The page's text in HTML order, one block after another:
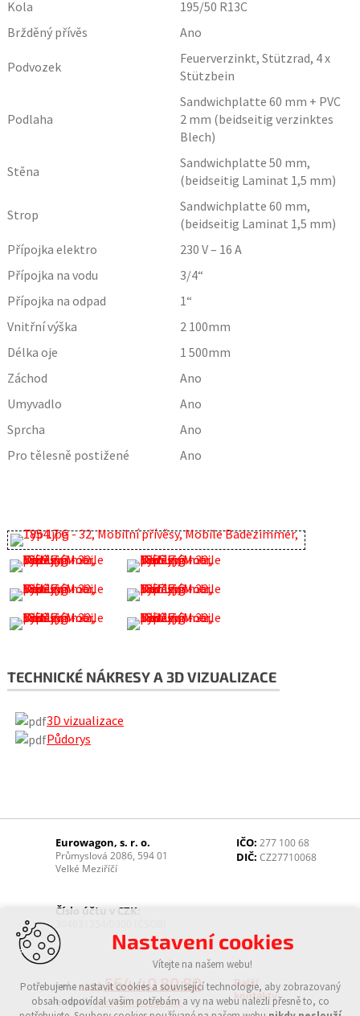
Kola
195/50 R13C
Bržděný přívěs
Ano
Podvozek
Feuerverzinkt, Stützrad, 4 x
Stützbein
Podlaha
Sandwichplatte 60 mm + PVC
2 mm (beidseitig verzinktes
Blech)
Stěna
Sandwichplatte 50 mm,
(beidseitig Laminat 1,5 mm)
Strop
Sandwichplatte 60 mm,
(beidseitig Laminat 1,5 mm)
Přípojka elektro
230 V – 16 A
Přípojka na vodu
3/4“
Přípojka na odpad
1“
Vnitřní výška
2 100mm
Délka oje
1 500mm
Záchod
Ano
Umyvadlo
Ano
Sprcha
Ano
Pro tělesně postižené
Ano
TECHNICKÉ NÁKRESY A 3D VIZUALIZACE
3D vizualizace
Půdorys
Eurowagon, s. r. o.
Průmyslová 2086, 594 01
Velké Meziříčí
IČO: 277 100 68
DIČ: CZ27710068
Číslo účtu v CZK:
tel.: +420564 40 80 80
e-mail:info@eurowagon.cz
Další
kontakty
Nastavení cookies
Vítejte na našem webu!
Potřebujeme nastavit cookies a související technologie, aby zobrazovaný
obsah odpovídal vašim potřebám a vy na webu nalezli přesně to, co